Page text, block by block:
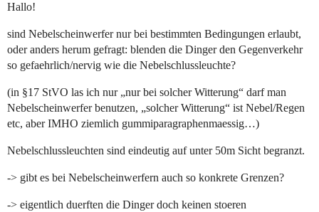
Hallo!
sind Nebelscheinwerfer nur bei bestimmten Bedingungen erlaubt,
oder anders herum gefragt: blenden die Dinger den Gegenverkehr
so gefaehrlich/nervig wie die Nebelschlussleuchte?
(in §17 StVO las ich nur „nur bei solcher Witterung“ darf man
Nebelscheinwerfer benutzen, „solcher Witterung“ ist Nebel/Regen
etc, aber IMHO ziemlich gummiparagraphenmaessig…)
Nebelschlussleuchten sind eindeutig auf unter 50m Sicht begranzt.
-> gibt es bei Nebelscheinwerfern auch so konkrete Grenzen?
-> eigentlich duerften die Dinger doch keinen stoeren